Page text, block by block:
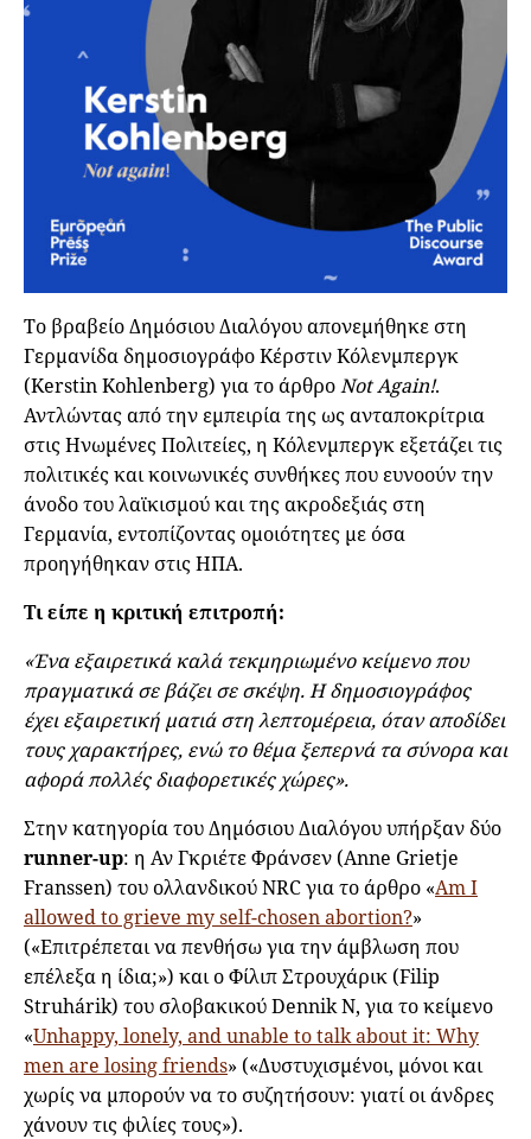
Το βραβείο Δημόσιου Διαλόγου απονεμήθηκε στη
Γερμανίδα δημοσιογράφο Κέρστιν Κόλενμπεργκ
(Kerstin Kohlenberg) για το άρθροNot Again!.
Αντλώντας από την εμπειρία της ως ανταποκρίτρια
στις Ηνωμένες Πολιτείες, η Κόλενμπεργκ εξετάζει τις
πολιτικές και κοινωνικές συνθήκες που ευνοούν την
άνοδο του λαϊκισμού και της ακροδεξιάς στη
Γερμανία, εντοπίζοντας ομοιότητες με όσα
προηγήθηκαν στις ΗΠΑ.
Τι είπε η κριτική επιτροπή:
«Ένα εξαιρετικά καλά τεκμηριωμένο κείμενο που
πραγματικά σε βάζει σε σκέψη. Η δημοσιογράφος
έχει εξαιρετική ματιά στη λεπτομέρεια, όταν αποδίδει
τους χαρακτήρες, ενώ το θέμα ξεπερνά τα σύνορα και
αφορά πολλές διαφορετικές χώρες».
Στην κατηγορία του Δημόσιου Διαλόγου υπήρξαν δύο
runner-up: η Αν Γκριέτε Φράνσεν (Anne Grietje
Franssen) του ολλανδικού NRC για το άρθρο «Am I
allowed to grieve my self-chosen abortion?»
(«Επιτρέπεται να πενθήσω για την άμβλωση που
επέλεξα η ίδια;») και ο Φίλιπ Στρουχάρικ (Filip
Struhárik) του σλοβακικού Dennik N, για το κείμενο
«Unhappy, lonely, and unable to talk about it: Why
men are losing friends» («Δυστυχισμένοι, μόνοι και
χωρίς να μπορούν να το συζητήσουν: γιατί οι άνδρες
χάνουν τις φιλίες τους»).